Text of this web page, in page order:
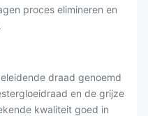
proces elimineren en
draad genoemd
en de grijze
kwaliteit goed in